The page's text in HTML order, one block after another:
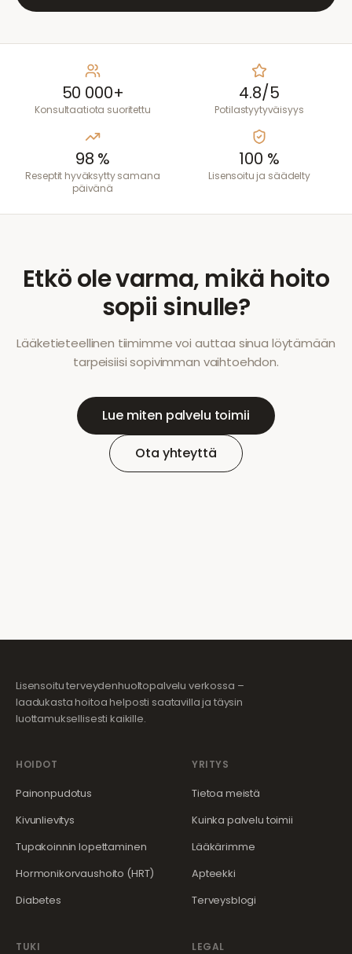
50 000+
Konsultaatiota suoritettu
4.8/5
Potilastyytyväisyys
98 %
Reseptit hyväksytty samana
päivänä
100 %
Lisensoitu ja säädelty
Etkö ole varma, mikä hoito
sopii sinulle?
Lääketieteellinen tiimimme voi auttaa sinua löytämään
tarpeisiisi sopivimman vaihtoehdon.
Lue miten palvelu toimii
Ota yhteyttä
Lisensoitu terveydenhuoltopalvelu verkossa –
laadukasta hoitoa helposti saatavilla ja täysin
luottamuksellisesti kaikille.
HOIDOT
Painonpudotus
Kivunlievitys
Tupakoinnin lopettaminen
Hormonikorvaushoito (HRT)
Diabetes
YRITYS
Tietoa meistä
Kuinka palvelu toimii
Lääkärimme
Apteekki
Terveysblogi
TUKI LEGAL